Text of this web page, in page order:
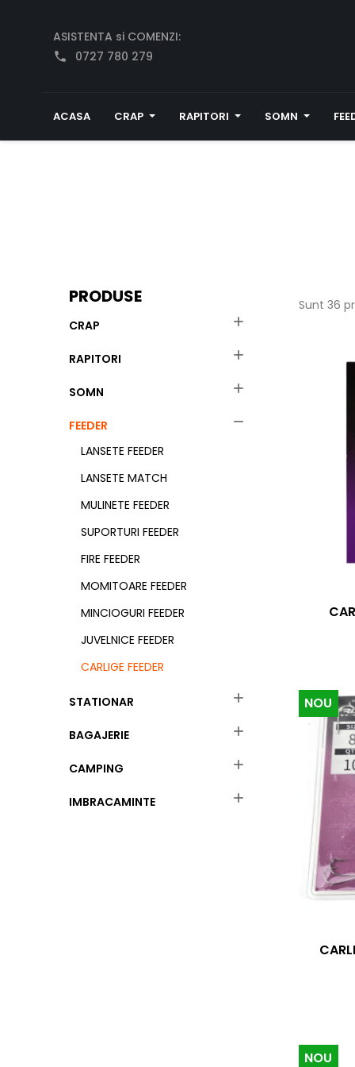
ASISTENTA si COMENZI:
phone 0727 780 279
ACASA CRAP RAPITORI SOMN
PRODUSE
CRAP 
RAPITORI 
SOMN 
FEEDER

LANSETE FEEDER
LANSETE MATCH
MULINETE FEEDER
SUPORTURI FEEDER
FIRE FEEDER
MOMITOARE FEEDER
MINCIOGURI FEEDER
JUVELNICE FEEDER
CARLIGE FEEDER
STATIONAR 
BAGAJERIE 
CAMPING 
IMBRACAMINTE 
Sunt 36
NOU
NOU